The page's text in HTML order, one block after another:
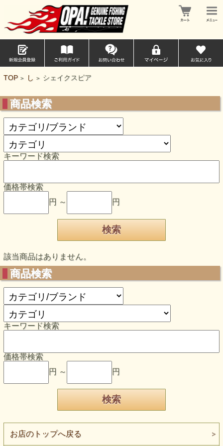
TOP > し > シェイクスピア
商品検索
キーワード検索
価格帯検索
円 ～
円
該当商品はありません。
商品検索
キーワード検索
価格帯検索
円 ～
円
お店のトップへ戻る